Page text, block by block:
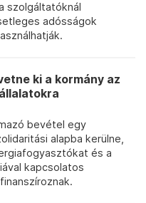
szolgáltatóknál
adósságok
ki a kormány az
bevétel egy
alapba kerülne,
és a
kapcsolatos